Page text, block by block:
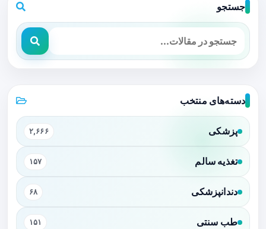
جستجو
دسته‌های منتخب
پزشکی ۲,۶۶۶
تغذیه سالم ۱۵۷
دندانپزشکی ۶۸
طب سنتی ۱۵۱